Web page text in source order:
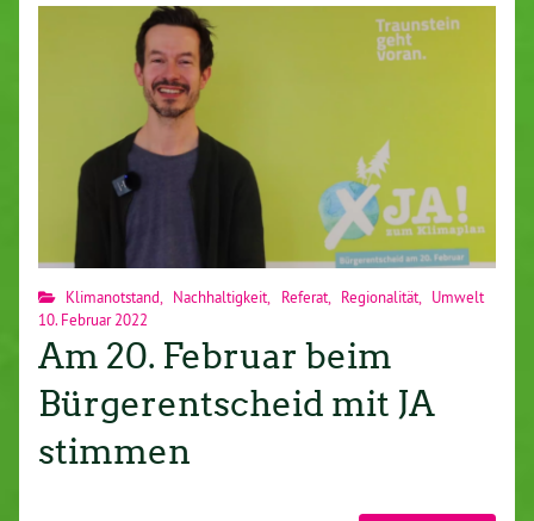
Klimanotstand, Nachhaltigkeit, Referat, Regionalität, Umwelt
10. Februar 2022
Am 20. Februar beim
Bürgerentscheid mit JA
stimmen